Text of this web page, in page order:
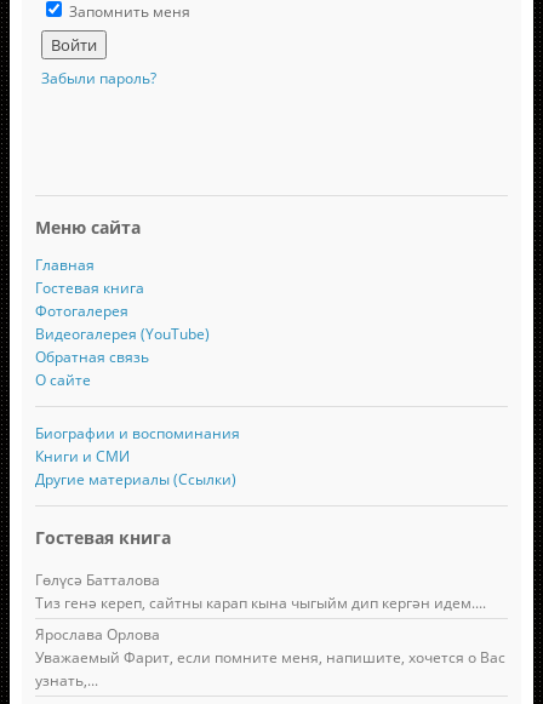
Запомнить меня
Забыли пароль?
Меню сайта
Главная
Гостевая книга
Фотогалерея
Видеогалерея (YouTube)
Обратная связь
О сайте
Биографии и воспоминания
Книги и СМИ
Другие материалы (Ссылки)
Гостевая книга
Гөлүсә Батталова
Тиз генә кереп, сайтны карап кына чыгыйм дип кергән идем....
Ярослава Орлова
Уважаемый Фарит, если помните меня, напишите, хочется о Вас
узнать,...